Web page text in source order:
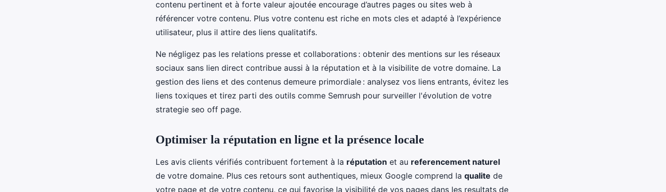
contenu pertinent et à forte valeur ajoutée encourage d’autres pages ou sites web à
référencer votre contenu. Plus votre contenu est riche en mots cles et adapté à l’expérience
utilisateur, plus il attire des liens qualitatifs.
Ne négligez pas les relations presse et collaborations : obtenir des mentions sur les réseaux
sociaux sans lien direct contribue aussi à la réputation et à la visibilite de votre domaine. La
gestion des liens et des contenus demeure primordiale : analysez vos liens entrants, évitez les
liens toxiques et tirez parti des outils comme Semrush pour surveiller l'évolution de votre
strategie seo off page.
Optimiser la réputation en ligne et la présence locale
Les avis clients vérifiés contribuent fortement à la réputation et au referencement naturel
de votre domaine. Plus ces retours sont authentiques, mieux Google comprend la qualite de
votre page et de votre contenu, ce qui favorise la visibilité de vos pages dans les resultats de